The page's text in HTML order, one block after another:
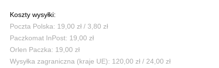
Koszty wysyłki:
Poczta Polska: 19,00 zł / 3,80 zł
Paczkomat InPost: 19,00 zł
Orlen Paczka: 19,00 zł
Wysyłka zagraniczna (kraje UE): 120,00 zł / 24,00 zł